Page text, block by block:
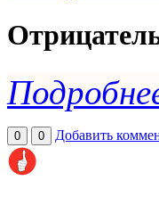
0 0 Добавить